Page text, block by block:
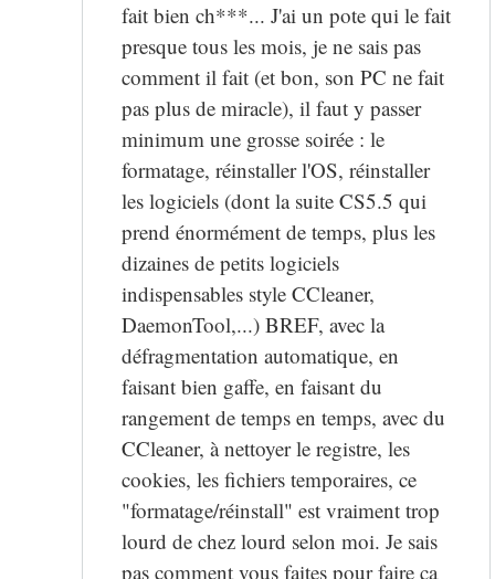
fait bien ch***... J'ai un pote qui le fait
presque tous les mois, je ne sais pas
comment il fait (et bon, son PC ne fait
pas plus de miracle), il faut y passer
minimum une grosse soirée : le
formatage, réinstaller l'OS, réinstaller
les logiciels (dont la suite CS5.5 qui
prend énormément de temps, plus les
dizaines de petits logiciels
indispensables style CCleaner,
DaemonTool,...) BREF, avec la
défragmentation automatique, en
faisant bien gaffe, en faisant du
rangement de temps en temps, avec du
CCleaner, à nettoyer le registre, les
cookies, les fichiers temporaires, ce
"formatage/réinstall" est vraiment trop
lourd de chez lourd selon moi. Je sais
pas comment vous faites pour faire ça